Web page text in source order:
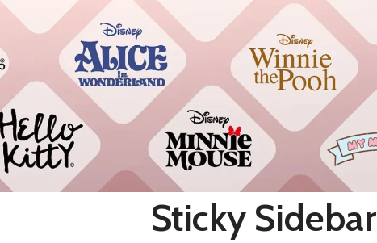
Sticky Sidebar